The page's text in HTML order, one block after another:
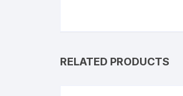
RELATED PRODUCTS